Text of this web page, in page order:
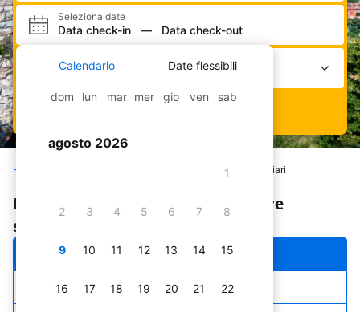
Seleziona date
Data check-in — Data check-out
Calendario Date flessibili
dom lun mar mer gio ven sab
agosto 2026
1
2 3 4 5 6 7 8
9 10 11 12 13 14 15
16 17 18 19 20 21 22
Seleziona alloggi e ospiti
2 adulti · 0 bambini · 1 camera
Cerca
Home Montichiari
Montichiari - 20 hotel e posti dove
soggiornare
Le nostre scelte top
Prezzo più basso